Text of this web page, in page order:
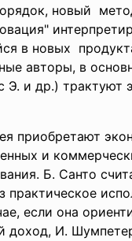
новый
в новых
авторы, в
и др.) трактуют
приобретают
и
Б. Санто
если она
доход, И.